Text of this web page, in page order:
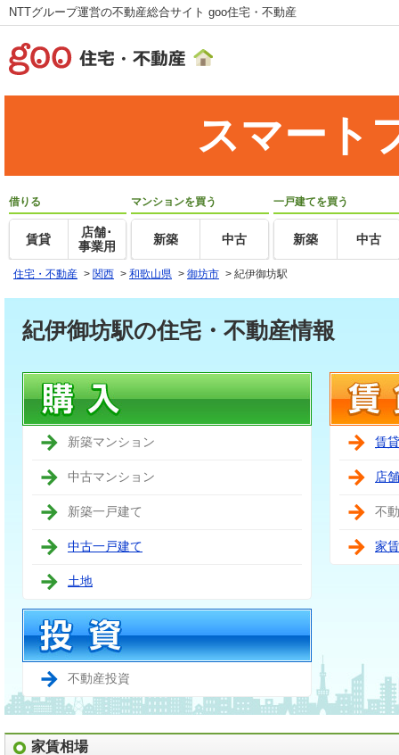
NTTグループ運営の不動産総合サイト goo住宅・不動産
スマート
借りる
賃貸
店舗･
事業用
マンションを買う
新築 中古
一戸建てを買う
新築 中古
住宅・不動産 > 関西 > 和歌山県 > 御坊市 > 紀伊御坊駅
紀伊御坊駅の住宅・不動産情報
新築マンション
中古マンション
新築一戸建て
中古一戸建て
土地
不動産投資
賃
店
不
家
家賃相場